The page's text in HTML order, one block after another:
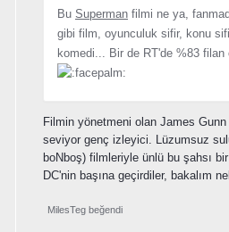
Bu Superman filmi ne ya,
gibi film, oyunculuk sifir, konu
komedi... Bir de RT'de %83 filan
Filmin yönetmeni olan James Gunn
seviyor genç izleyici. Lüzumsuz
boNboş) filmleriyle ünlü bu şahsı
DC'nin başına geçirdiler, bakalım
MilesTeg beğendi